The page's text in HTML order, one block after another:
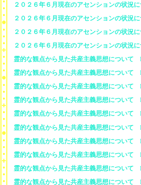
２０２６年６月現在のアセンションの状況
２０２６年６月現在のアセンションの状況
２０２６年６月現在のアセンションの状況
２０２６年６月現在のアセンションの状況
霊的な観点から見た共産主義思想について
霊的な観点から見た共産主義思想について
霊的な観点から見た共産主義思想について
霊的な観点から見た共産主義思想について
霊的な観点から見た共産主義思想について
霊的な観点から見た共産主義思想について
霊的な観点から見た共産主義思想について
霊的な観点から見た共産主義思想について
霊的な観点から見た共産主義思想について
霊的な観点から見た共産主義思想について